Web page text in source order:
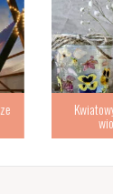
Kwiatowy